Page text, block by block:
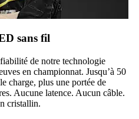
sans fil
de notre technologie
en championnat. Jusqu’à 50
charge, plus une portée de
Aucune latence. Aucun câble.
cristallin.